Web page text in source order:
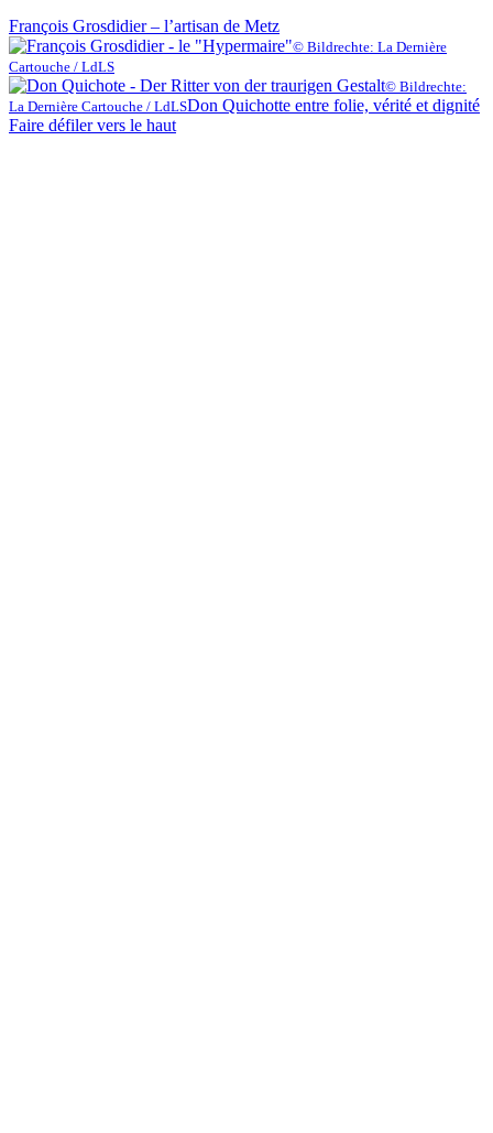
François Grosdidier – l’artisan de Metz
© Bildrechte: La Dernière
Cartouche / LdLS
© Bildrechte:
La Dernière Cartouche / LdLSDon Quichotte entre folie, vérité et dignité
Faire défiler vers le haut